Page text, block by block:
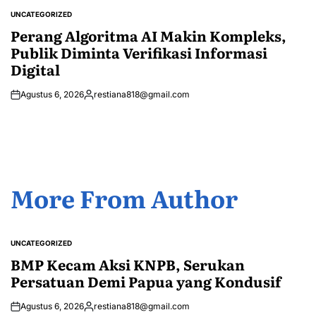
POSTED
UNCATEGORIZED
Perang Algoritma AI Makin Kompleks,
Publik Diminta Verifikasi Informasi
Digital
Agustus 6, 2026Posted
restiana818@gmail.com
More From Author
POSTED
UNCATEGORIZED
BMP Kecam Aksi KNPB, Serukan
Persatuan Demi Papua yang Kondusif
Agustus 6, 2026Posted
restiana818@gmail.com